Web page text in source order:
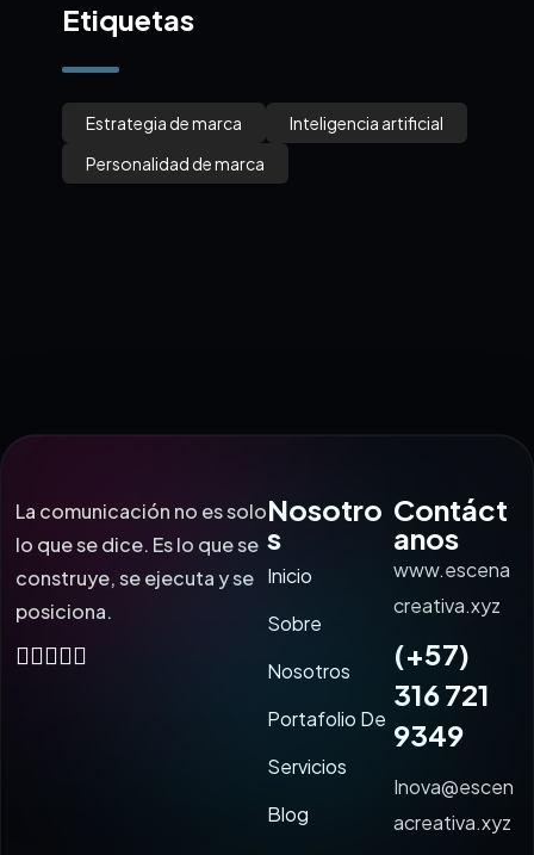
Etiquetas
Estrategia de marca
Inteligencia artificial
Personalidad de marca
La comunicación no es solo
lo que se dice. Es lo que se
construye, se ejecuta y se
posiciona.
Nosotro
s
Inicio
Sobre
Nosotros
Portafolio De
Servicios
Blog
Contáct
anos
www.escena
creativa.xyz
(+57)
316 721
9349
Inova@escen
acreativa.xyz